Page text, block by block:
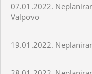
07.01.2022.
Valpovo
19.01.2022.